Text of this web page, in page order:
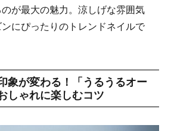
が最大の魅力。涼しげな雰囲気
にぴったりのトレンドネイルで
象が変わる！「うるうるオー
しゃれに楽しむコツ